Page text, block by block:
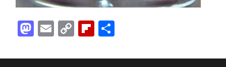
Mastodon
EmailCopyFlipboard